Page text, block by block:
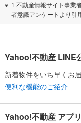
1 不動産情報サイト事業
者意識アンケートより引
Yahoo!不動産 LINE
新着物件をいち早くお届
便利な機能のご紹介
Yahoo!不動産 アプリ